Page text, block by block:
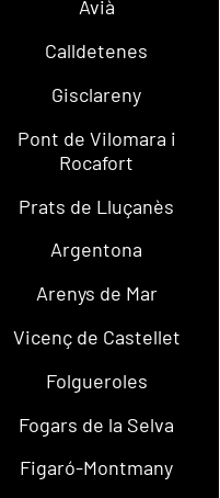
Avià
Calldetenes
Gisclareny
Pont de Vilomara i
Rocafort
Prats de Lluçanès
Argentona
Arenys de Mar
Vicenç de Castellet
Folgueroles
Fogars de la Selva
Figaró-Montmany